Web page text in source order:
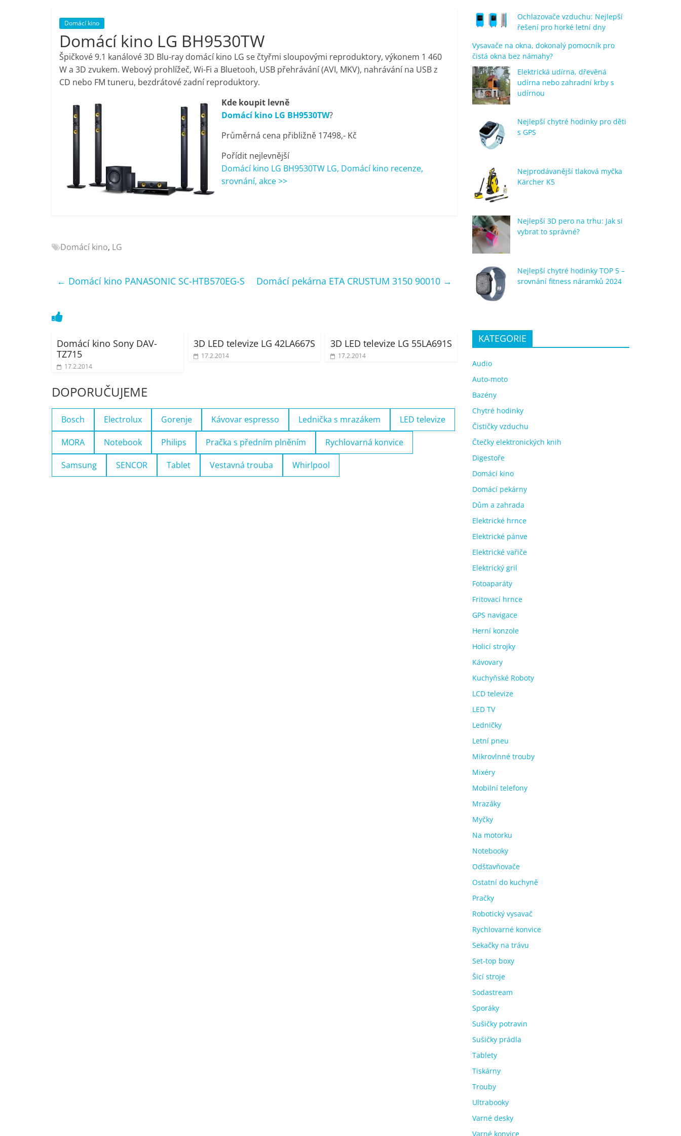
porovnání,
pračky,
televize,
notebooky,
mobilní
telefony,
kávovary,
elektronika
OK,
pračky,
televize,
mobilní
telefony,
kávovary,
Domácí kino
Domácí kino LG BH9530TW
Špičkové 9.1 kanálové 3D Blu-ray domácí kino LG se čtyřmi sloupovými reproduktory, výkonem 1 460
W a 3D zvukem. Webový prohlížeč, Wi-Fi a Bluetooh, USB přehrávání (AVI, MKV), nahrávání na USB z
CD nebo FM tuneru, bezdrátové zadní reproduktory.
Kde koupit levně
Domácí kino LG BH9530TW?
Průměrná cena přibližně 17498,- Kč
Pořídit nejlevnější
Domácí kino LG BH9530TW LG, Domácí kino recenze,
srovnání, akce >>
Domácí kino, LG
← Domácí kino PANASONIC SC-HTB570EG-S Domácí pekárna ETA CRUSTUM 3150 90010 →
Domácí kino Sony DAV-
TZ715
17.2.2014
3D LED televize LG 42LA667S
17.2.2014
3D LED televize LG 55LA691S
17.2.2014
DOPORUČUJEME
Bosch Electrolux Gorenje Kávovar espresso Lednička s mrazákem LED televize
MORA Notebook Philips Pračka s předním plněním Rychlovarná konvice
Samsung SENCOR Tablet Vestavná trouba Whirlpool
Ochlazovače vzduchu: Nejlepší
řešení pro horké letní dny
Vysavače na okna, dokonalý pomocník pro
čistá okna bez námahy?
Elektrická udírna, dřevěná
udírna nebo zahradní krby s
udírnou
Nejlepší chytré hodinky pro děti
s GPS
Nejprodávanější tlaková myčka
Kärcher K5
Nejlepší 3D pero na trhu: Jak si
vybrat to správné?
Nejlepší chytré hodinky TOP 5 –
srovnání fitness náramků 2024
KATEGORIE
Audio
Auto-moto
Bazény
Chytré hodinky
Čističky vzduchu
Čtečky elektronických knih
Digestoře
Domácí kino
Domácí pekárny
Dům a zahrada
Elektrické hrnce
Elektrické pánve
Elektrické vařiče
Elektrický gril
Fotoaparáty
Fritovací hrnce
GPS navigace
Herní konzole
Holicí strojky
Kávovary
Kuchyňské Roboty
LCD televize
LED TV
Ledničky
Letní pneu
Mikrovlnné trouby
Mixéry
Mobilní telefony
Mrazáky
Myčky
Na motorku
Notebooky
Odšťavňovače
Ostatní do kuchyně
Pračky
Robotický vysavač
Rychlovarné konvice
Sekačky na trávu
Set-top boxy
Šicí stroje
Sodastream
Sporáky
Sušičky potravin
Sušičky prádla
Tablety
Tiskárny
Trouby
Ultrabooky
Varné desky
Varné konvice